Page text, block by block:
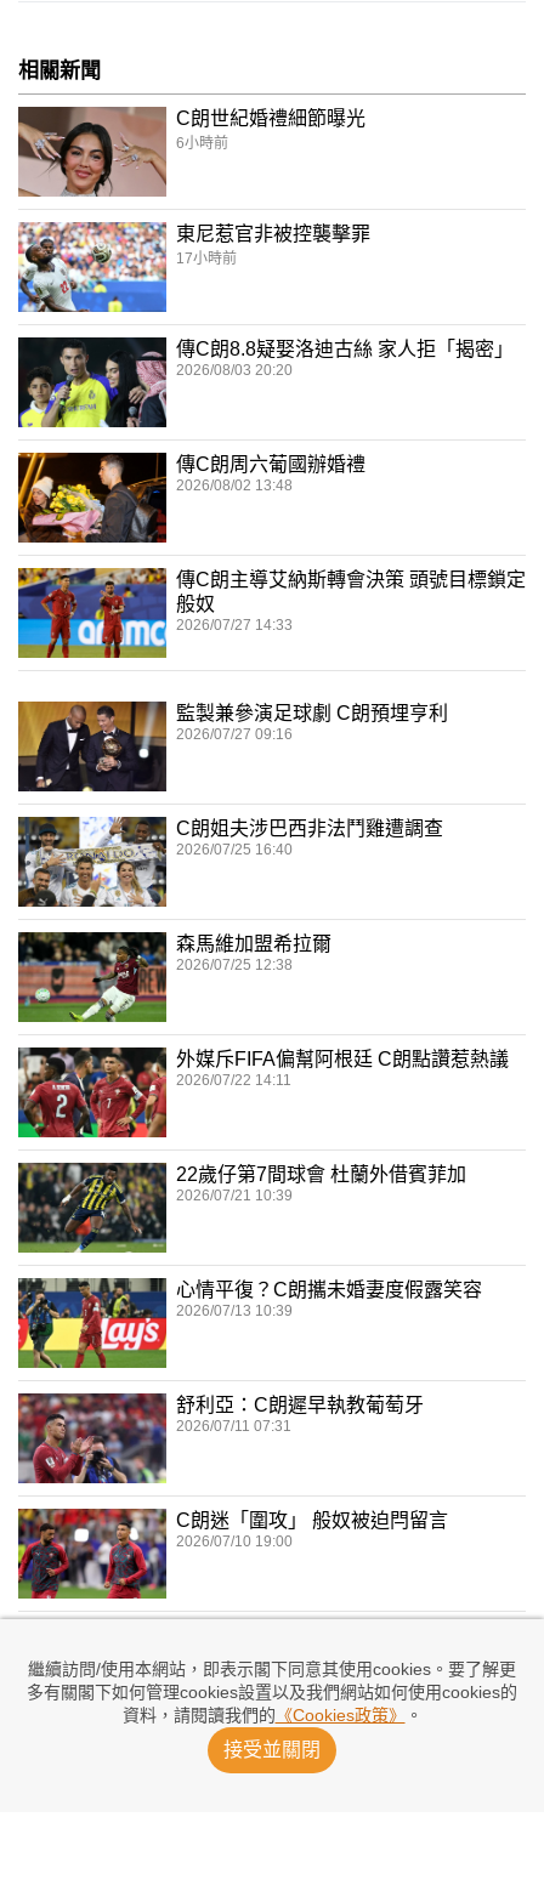
繼續訪問/使用本網站，即表示閣下同意其使用cookies。要了解更
多有關閣下如何管理cookies設置以及我們網站如何使用cookies的
資料，請閱讀我們的 《Cookies政策》 。
接受並關閉
相關新聞
C朗世紀婚禮細節曝光
6小時前
東尼惹官非被控襲擊罪
17小時前
傳C朗8.8疑娶洛迪古絲 家人拒「揭密」
2026/08/03 20:20
傳C朗周六葡國辦婚禮
2026/08/02 13:48
傳C朗主導艾納斯轉會決策 頭號目標鎖定
般奴
2026/07/27 14:33
監製兼參演足球劇 C朗預埋亨利
2026/07/27 09:16
C朗姐夫涉巴西非法鬥雞遭調查
2026/07/25 16:40
森馬維加盟希拉爾
2026/07/25 12:38
外媒斥FIFA偏幫阿根廷 C朗點讚惹熱議
2026/07/22 14:11
22歲仔第7間球會 杜蘭外借賓菲加
2026/07/21 10:39
心情平復？C朗攜未婚妻度假露笑容
2026/07/13 10:39
舒利亞：C朗遲早執教葡萄牙
2026/07/11 07:31
C朗迷「圍攻」 般奴被迫閂留言
2026/07/10 19:00
【躉我講隊波】一生都在學習的對象
2026/07/07 23:23